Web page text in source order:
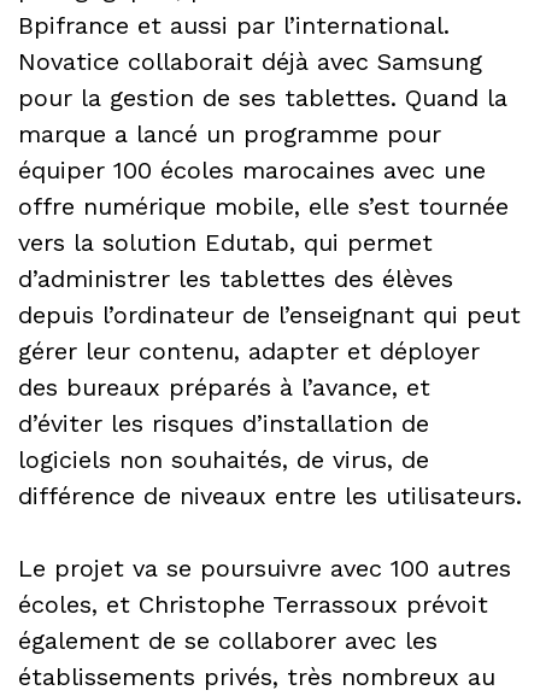
Bpifrance et aussi par l’international.
Novatice collaborait déjà avec Samsung
pour la gestion de ses tablettes. Quand la
marque a lancé un programme pour
équiper 100 écoles marocaines avec une
offre numérique mobile, elle s’est tournée
vers la solution Edutab, qui permet
d’administrer les tablettes des élèves
depuis l’ordinateur de l’enseignant qui peut
gérer leur contenu, adapter et déployer
des bureaux préparés à l’avance, et
d’éviter les risques d’installation de
logiciels non souhaités, de virus, de
différence de niveaux entre les utilisateurs.
Le projet va se poursuivre avec 100 autres
écoles, et Christophe Terrassoux prévoit
également de se collaborer avec les
établissements privés, très nombreux au